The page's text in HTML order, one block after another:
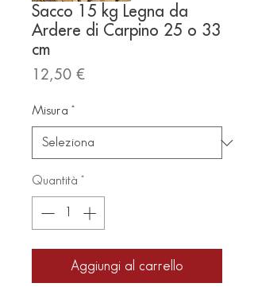
Sacco 15 kg Legna da
Ardere di Carpino 25 o 33
cm
12,50 €Prezzo
Misura *
Quantità *
Aggiungi al carrello